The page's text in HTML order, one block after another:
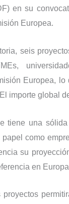
en su
Europea.
seis
Europea,
importe global
tiene una
como
su
en
proyectos